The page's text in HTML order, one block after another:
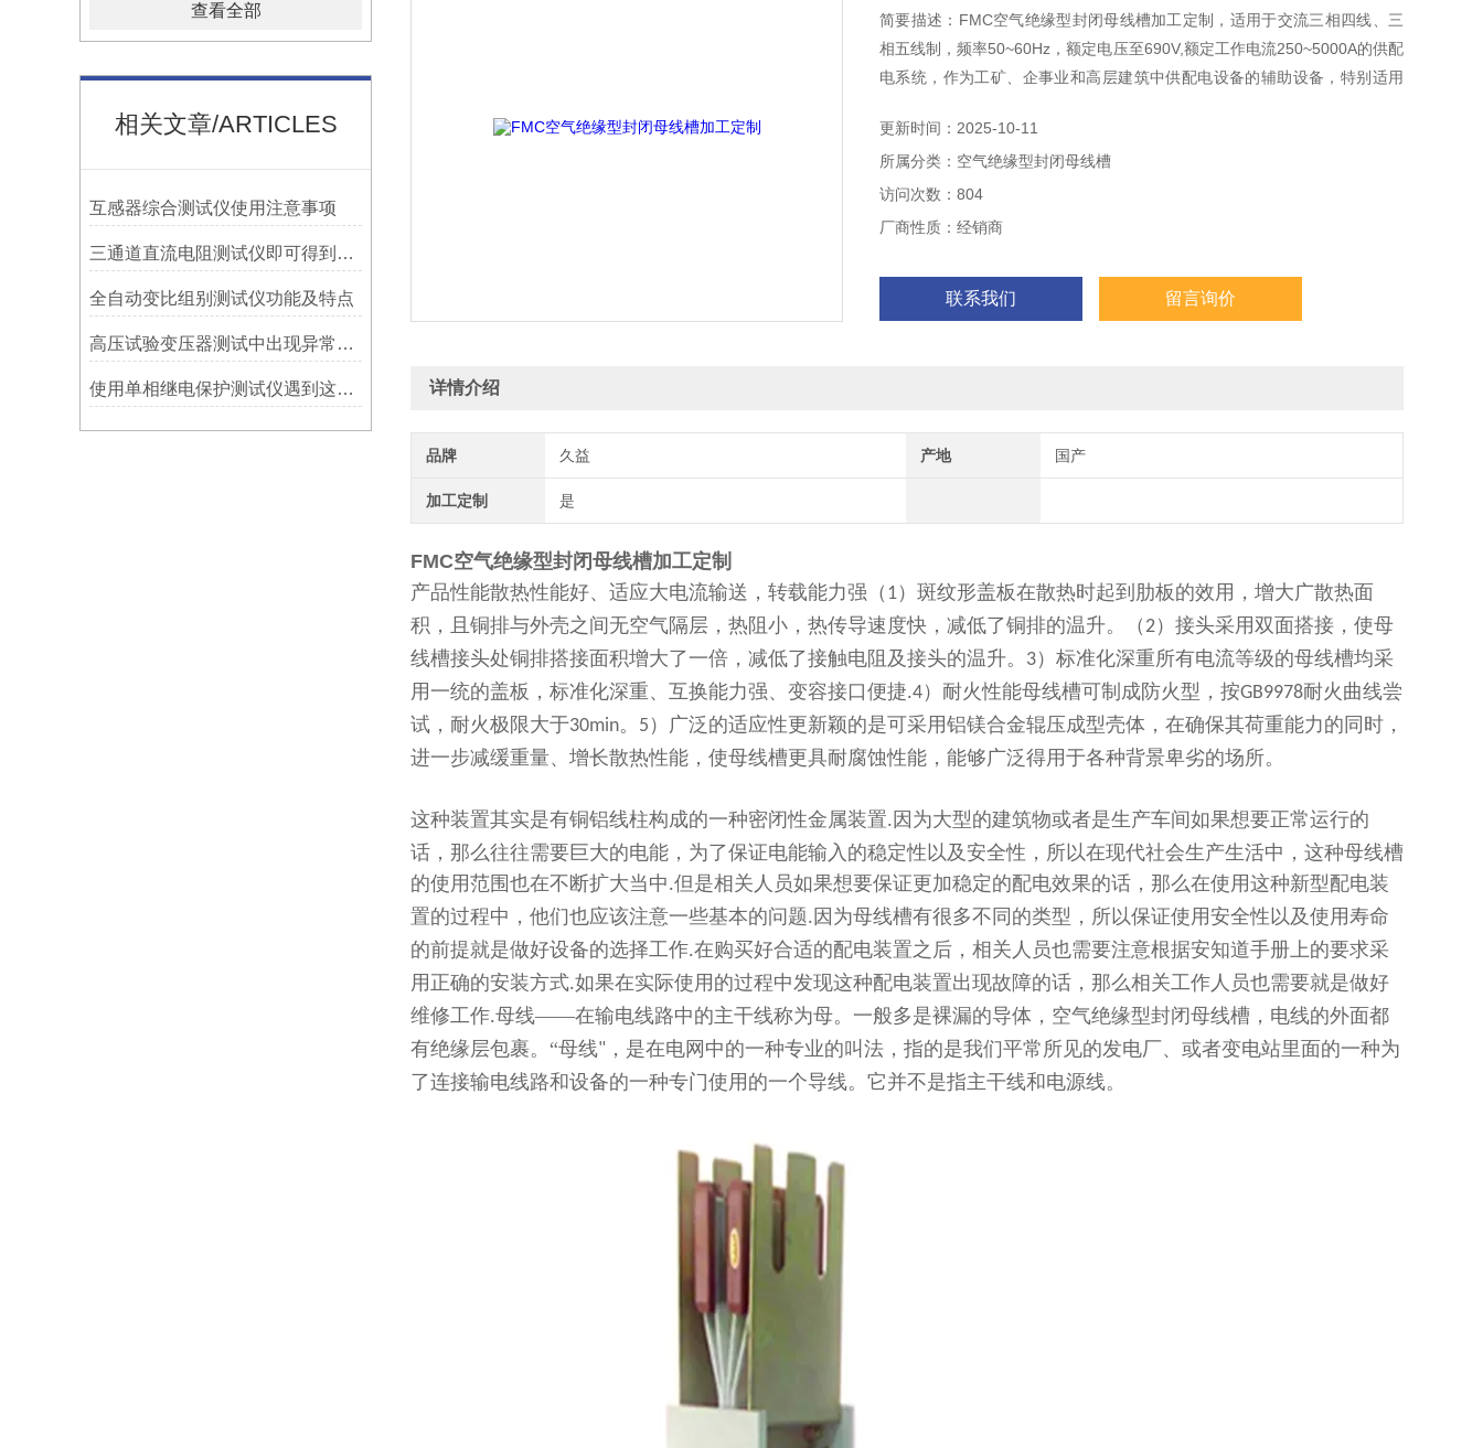
查看全部
相关文章/ARTICLES
互感器综合测试仪使用注意事项
三通道直流电阻测试仪即可得到测量结果
全自动变比组别测试仪功能及特点
高压试验变压器测试中出现异常声音的原因分析
使用单相继电保护测试仪遇到这几种情况不要慌！
简要描述：FMC空气绝缘型封闭母线槽加工定制，适用于交流三相四线、三
相五线制，频率50~60Hz，额定电压至690V,额定工作电流250~5000A的供配
电系统，作为工矿、企事业和高层建筑中供配电设备的辅助设备，特别适用
更新时间：2025-10-11
所属分类：空气绝缘型封闭母线槽
访问次数：804
厂商性质：经销商
联系我们 留言询价
详情介绍
品牌 久益 产地 国产
加工定制 是
FMC空气绝缘型封闭母线槽加工定制
产品性能散热性能好、适应大电流输送，转载能力强（ 1）斑纹形盖板在散热时起到肋板的效用，增大广散热面
积，且铜排与外壳之间无空气隔层，热阻小，热传导速度快，减低了铜排的温升。（2）接头采用双面搭接，使母
线槽接头处铜排搭接面积增大了一倍，减低了接触电阻及接头的温升。 3）标准化深重所有电流等级的母线槽均采
用一统的盖板，标准化深重、互换能力强、变容接口便捷.4）耐火性能母线槽可制成防火型，按GB9978耐火曲线尝
试，耐火极限大于30min。 5 ）广泛的适应性更新颖的是可采用铝镁合金辊压成型壳体，在确保其荷重能力的同时，
进一步减缓重量、增长散热性能，使母线槽更具耐腐蚀性能，能够广泛得用于各种背景卑劣的场所。
这种装置其实是有铜铝线柱构成的一种密闭性金属装置. 因为大型的建筑物或者是生产车间如果想要正常运行的
话，那么往往需要巨大的电能，为了保证电能输入的稳定性以及安全性，所以在现代社会生产生活中，这种母线槽
的使用范围也在不断扩大当中.但是相关人员如果想要保证更加稳定的配电效果的话，那么在使用这种新型配电装
置的过程中，他们也应该注意一些基本的问题. 因为母线槽有很多不同的类型，所以保证使用安全性以及使用寿命
的前提就是做好设备的选择工作.在购买好合适的配电装置之后，相关人员也需要注意根据安知道手册上的要求采
用正确的安装方式.如果在实际使用的过程中发现这种配电装置出现故障的话，那么相关工作人员也需要就是做好
维修工作.母线——在输电线路中的主干线称为母。一般多是裸漏的导体，空气绝缘型封闭母线槽，电线的外面都
有绝缘层包裹。“母线" ，是在电网中的一种专业的叫法，指的是我们平常所见的发电厂、或者变电站里面的一种为
了连接输电线路和设备的一种专门使用的一个导线。它并不是指主干线和电源线。